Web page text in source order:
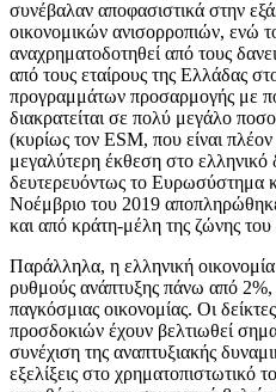
συνέβαλαν αποφασιστικά στην
οικονομικών ανισορροπιών, ενώ
αναχρηματοδοτηθεί από τους
από τους εταίρους της Ελλάδας
προγραμμάτων προσαρμογής με
διακρατείται σε πολύ μεγάλο
(κυρίως τον ESM, που είναι
μεγαλύτερη έκθεση στο ελληνικό
δευτερευόντως το Ευρωσύστημα
Νοέμβριο του 2019
και από κράτη-μέλη της ζώνης
Παράλληλα, η ελληνική οικονομία
ρυθμούς ανάπτυξης πάνω από 2%,
παγκόσμιας οικονομίας. Οι
προσδοκιών έχουν βελτιωθεί
συνέχιση της αναπτυξιακής
εξελίξεις στο χρηματοπιστωτικό